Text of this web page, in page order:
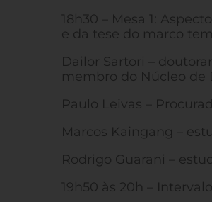
18h30 – Mesa 1:
e da tese do marco
Dailor Sartori –
membro do Núcleo de
Paulo Leivas –
Marcos Kaingang –
Rodrigo Guarani –
19h50 às 20h – Intervalo